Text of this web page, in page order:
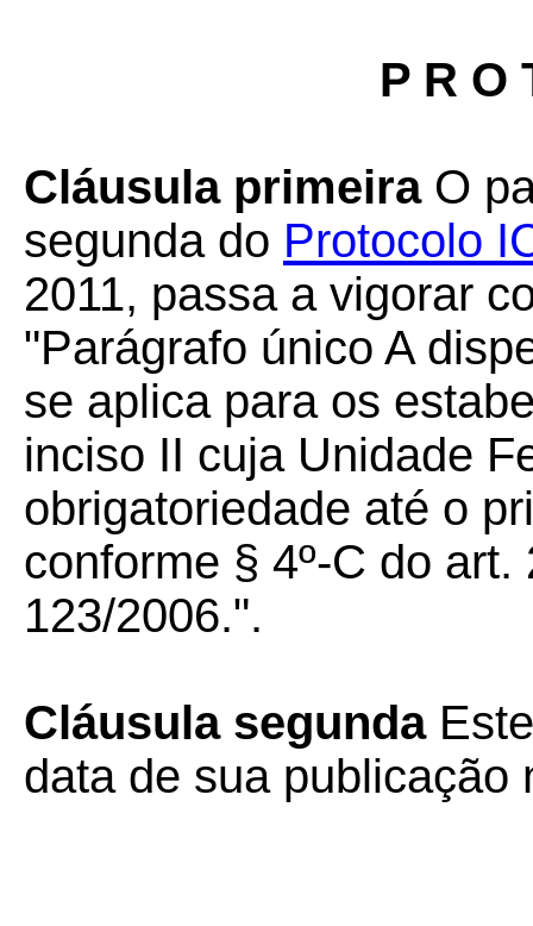
P R O
Cláusula primeiraO
segunda do Protocolo
2011, passa a vigorar
"Parágrafo único A
se aplica para os
inciso II cuja Unidade
obrigatoriedade até o
conforme § 4º-C do
123/2006.".
Cláusula segunda
data de sua publicação